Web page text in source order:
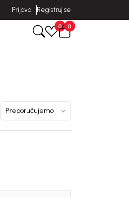
Prijava Registruj se
0 0